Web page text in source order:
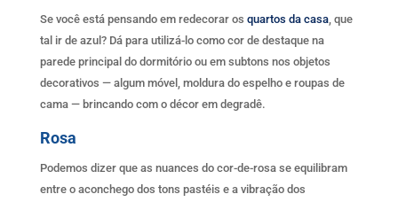
Se você está pensando em redecorar os quartos da casa, que
tal ir de azul? Dá para utilizá-lo como cor de destaque na
parede principal do dormitório ou em subtons nos objetos
decorativos — algum móvel, moldura do espelho e roupas de
cama — brincando com o décor em degradê.
Rosa
Podemos dizer que as nuances do cor-de-rosa se equilibram
entre o aconchego dos tons pastéis e a vibração dos